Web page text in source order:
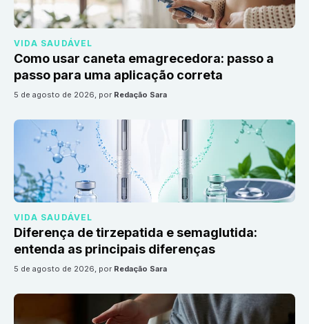
VIDA SAUDÁVEL
Como usar caneta emagrecedora: passo a
passo para uma aplicação correta
5 de agosto de 2026, por Redação Sara
VIDA SAUDÁVEL
Diferença de tirzepatida e semaglutida:
entenda as principais diferenças
5 de agosto de 2026, por Redação Sara